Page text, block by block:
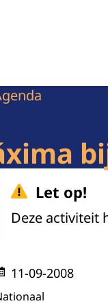
Let op!
Deze activiteit
11-09-2008